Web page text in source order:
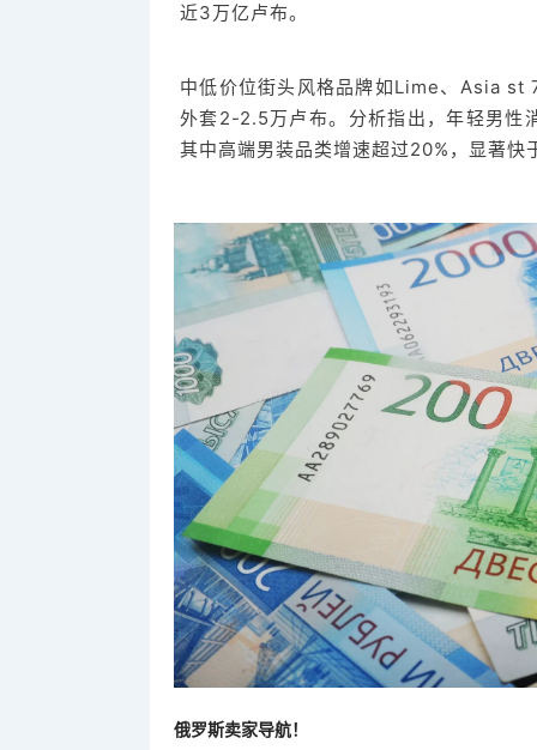
近3万亿卢布。
中低价位街头风格品牌如Lime、Asia st
外套2-2.5万卢布。分析指出，年轻男性
其中高端男装品类增速超过20%，显著快
俄罗斯卖家导航！